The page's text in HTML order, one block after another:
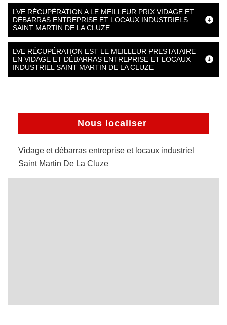
LVE RÉCUPÉRATION A LE MEILLEUR PRIX VIDAGE ET
DÉBARRAS ENTREPRISE ET LOCAUX INDUSTRIELS
SAINT MARTIN DE LA CLUZE
LVE RÉCUPÉRATION EST LE MEILLEUR PRESTATAIRE
EN VIDAGE ET DÉBARRAS ENTREPRISE ET LOCAUX
INDUSTRIEL SAINT MARTIN DE LA CLUZE
Nous localiser
Vidage et débarras entreprise et locaux industriel
Saint Martin De La Cluze